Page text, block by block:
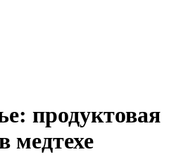
продуктовая
медтехе